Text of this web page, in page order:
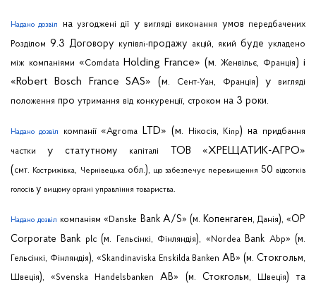
Надано дозвіл на узгоджені дії у вигляді виконання умов передбачених
Розділом 9.3 Договору купівлі-продажу акцій, який буде укладено
між компаніями «Comdata Holding France» (м. Женвільє, Франція ) і
«Robert Bosch France SAS» (м. Сент-Уан, Франція ) у вигляді
положення про утримання від конкуренції, строком на 3 роки.
Надано дозвіл компанії«Agroma LTD» (м. Нікосія, Кіпр)на придбання
частки у статутному капіталі
ТОВ «ХРЕЩАТИК-АГРО»
( смт. Кострижівка, Чернівецька обл.), що забезпечує перевищення 50 відсотків
голосів у вищому органі управління товариства.
Надано дозвіл компаніям « Danske Bank A/S» (м. Копенгаген, Данія), «OP
Corporate Bank plc(м. Гельсінкі, Фінляндія), « Nordea Bank Abp» (м.
Гельсінкі, Фінляндія), «Skandinaviska Enskilda Banken AB» (м.Стокгольм,
Швеція), «Svenska Handelsbanken AB» (м. Стокгольм, Швеція)та